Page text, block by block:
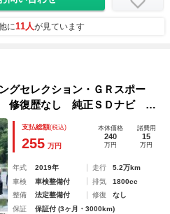
に11人が見ています
グセレクション・ＧＲスポー
修復歴なし 純正ＳＤナビ フ
ーフレザーシート バックモ
ラレコ前後 修復歴無 ＬＥ
支払総額(税込)
255 万円
本体価格
240
万円
諸費用
15
万円
年式 2019年 走行
5.2万km
車検
車検整備付 排気
1800cc
整備
法定整備付 修復
なし
保証
保証付 (3ヶ月・3000km)